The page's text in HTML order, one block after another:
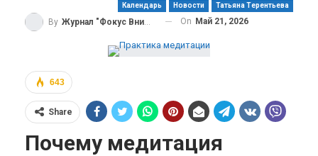
Календарь Новости Татьяна Терентьева
By Журнал "Фокус Внимания" On Май 21, 2026
643
Share
Почему медитация